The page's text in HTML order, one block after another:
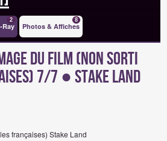
Ray
2
Photos & Affiches
8
du Film (non sorti
7/7 ● Stake Land
françaises) Stake Land